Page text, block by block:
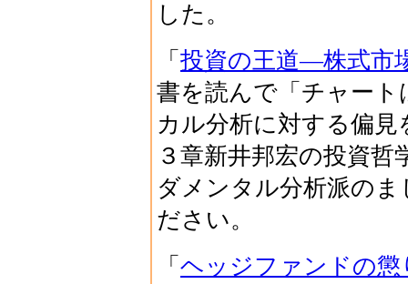
した。
「 投資の王道―株式市
書を読んで「チャー
カル分析に対する偏
３章新井邦宏の投資
ダメンタル分析派の
ださい。
「 ヘッジファンドの